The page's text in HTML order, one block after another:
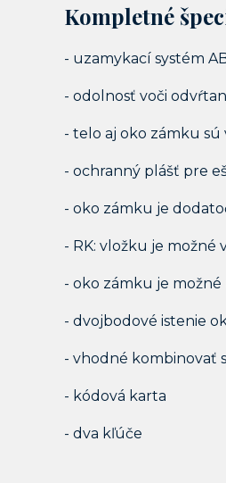
Kompletné
- uzamykací systém
- odolnosť voči
- telo aj oko zámku
- ochranný plášť pre
- oko zámku je
- RK: vložku je
- oko zámku je
- dvojbodové istenie
- vhodné kombinovať
- kódová karta
- dva kľúče